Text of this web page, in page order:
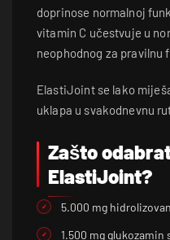
doprinose normalnoj
vitamin C učestvuje u
neophodnog za
ElastiJoint se lako
uklapa u svakodnevnu
Zašto
ElastiJoint?
5.000 mg
1.500 mg glukozamin